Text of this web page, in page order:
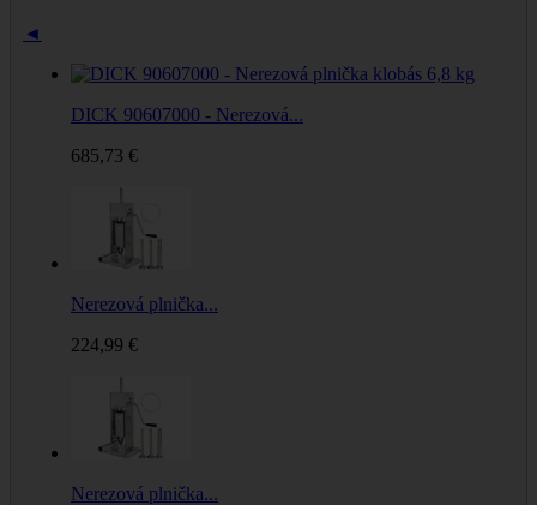
◄
DICK 90607000 - Nerezová...
685,73 €
Nerezová plnička...
224,99 €
Nerezová plnička...